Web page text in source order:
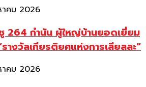
คม 2026
264 กำนัน ผู้ใหญ่บ้านยอดเยี่ยม
างวัลเกียรติยศแห่งการเสียสละ”
คม 2026